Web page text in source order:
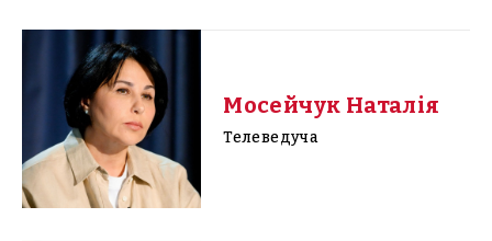
Мосейчук Наталія
Телеведуча